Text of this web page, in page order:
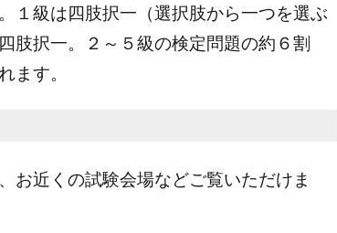
１級は四肢択一（選択肢から一つを選ぶ
肢択一。２～５級の検定問題の約６割
ます。
近くの試験会場などご覧いただけま